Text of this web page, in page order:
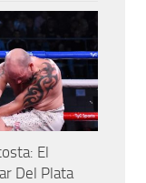
El
Del Plata